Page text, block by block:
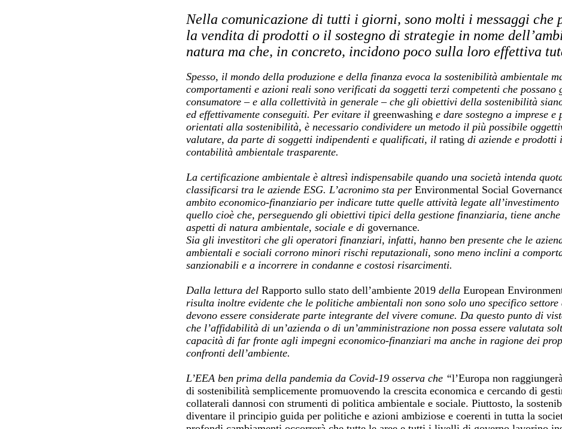
Nella comunicazione di tutti i giorni, sono molti i messaggi che
la vendita di prodotti o il sostegno di strategie in nome
natura ma che, in concreto, incidono poco sulla loro effettiva
Spesso, il mondo della produzione e della finanza evoca la sostenibilità ambientale
comportamenti e azioni reali sono verificati da soggetti terzi competenti che possano
consumatore – e alla collettività in generale – che gli obiettivi della sostenibilità
ed effettivamente conseguiti. Per evitare il greenwashing e dare sostegno a imprese e
orientati alla sostenibilità, è necessario condividere un metodo il più possibile
valutare, da parte di soggetti indipendenti e qualificati, il rating di aziende e prodotti
contabilità ambientale trasparente.
La certificazione ambientale è altresì indispensabile quando una società intenda
classificarsi tra le aziende ESG. L’acronimo sta per Environmental Social
ambito economico-finanziario per indicare tutte quelle attività legate all’investimento
quello cioè che, perseguendo gli obiettivi tipici della gestione finanziaria, tiene
aspetti di natura ambientale, sociale e di governance.
Sia gli investitori che gli operatori finanziari, infatti, hanno ben presente che le
ambientali e sociali corrono minori rischi reputazionali, sono meno inclini a
sanzionabili e a incorrere in condanne e costosi risarcimenti.
Dalla lettura del Rapporto sullo stato dell’ambiente 2019 della European
risulta inoltre evidente che le politiche ambientali non sono solo uno specifico settore
devono essere considerate parte integrante del vivere comune. Da questo punto di
che l’affidabilità di un’azienda o di un’amministrazione non possa essere valutata
capacità di far fronte agli impegni economico-finanziari ma anche in ragione dei
confronti dell’ambiente.
L’EEA ben prima della pandemia da Covid-19 osserva che “l’Europa non
di sostenibilità semplicemente promuovendo la crescita economica e cercando di
collaterali dannosi con strumenti di politica ambientale e sociale. Piuttosto, la
diventare il principio guida per politiche e azioni ambiziose e coerenti in tutta la